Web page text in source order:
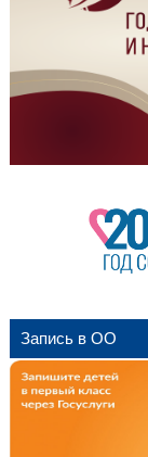
Запись в ОО